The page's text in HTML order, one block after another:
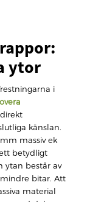
ytor
i
känslan.
massiv ek
betydligt
ytan består av
bitar. Att
material